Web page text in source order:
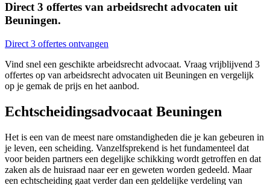
Direct 3 offertes van arbeidsrecht advocaten uit
Beuningen.
Direct 3 offertes ontvangen
Vind snel een geschikte arbeidsrecht advocaat. Vraag vrijblijvend 3
offertes op van arbeidsrecht advocaten uit Beuningen en vergelijk
op je gemak de prijs en het aanbod.
Echtscheidingsadvocaat Beuningen
Het is een van de meest nare omstandigheden die je kan gebeuren in
je leven, een scheiding. Vanzelfsprekend is het fundamenteel dat
voor beiden partners een degelijke schikking wordt getroffen en dat
zaken als de huisraad naar eer en geweten worden gedeeld. Maar
een echtscheiding gaat verder dan een geldelijke verdeling van